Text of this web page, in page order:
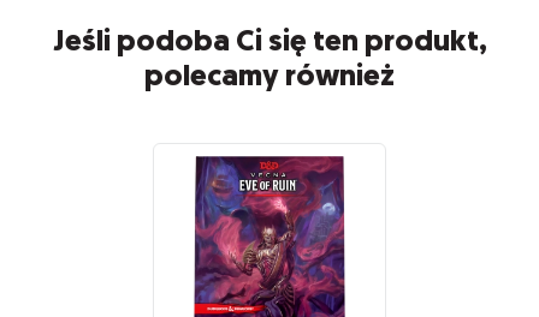
Jeśli podoba Ci się ten produkt,
polecamy również